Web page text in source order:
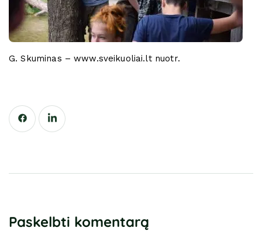
G. Skuminas – www.sveikuoliai.lt nuotr.
Paskelbti komentarą